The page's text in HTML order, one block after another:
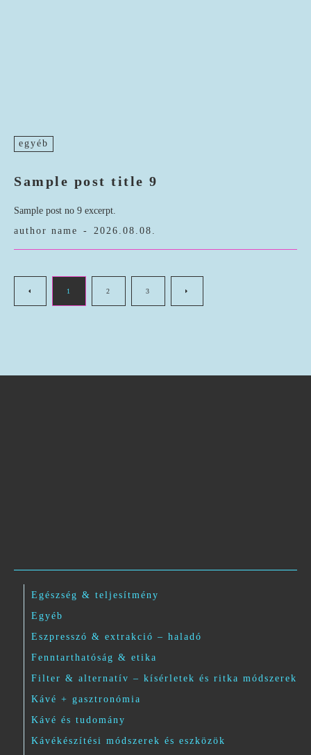
egyéb
Sample post title 9
Sample post no 9 excerpt.
author name
- 2026.08.08.
1 2 3
Egészség & teljesítmény
Egyéb
Eszpresszó & extrakció – haladó
Fenntarthatóság & etika
Filter & alternatív – kísérletek és ritka módszerek
Kávé + gasztronómia
Kávé és tudomány
Kávékészítési módszerek és eszközök